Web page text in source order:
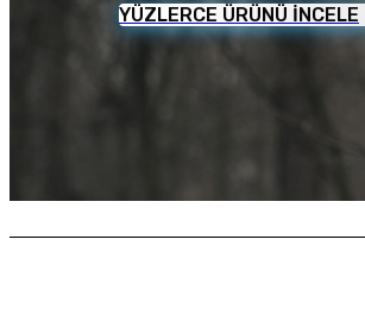
YÜZLERCE ÜRÜNÜ İNCELE